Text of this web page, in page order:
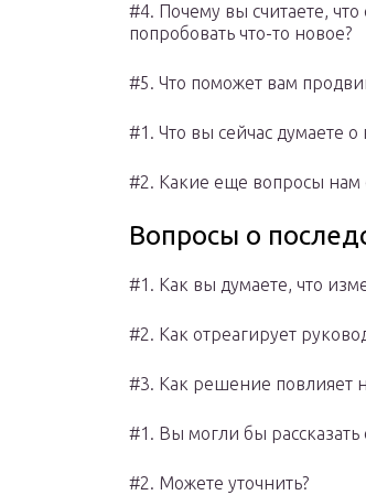
#4. Почему вы считаете,
попробовать что-то новое?
#5. Что поможет вам
#1. Что вы сейчас думаете
#2. Какие еще вопросы нам
Вопросы о
#1. Как вы думаете, что
#2. Как отреагирует
#3. Как решение повлияет
#1. Вы могли бы рассказать
#2. Можете уточнить?